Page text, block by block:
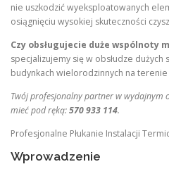
nie uszkodzić wyeksploatowanych
osiągnięciu wysokiej skuteczności
Czy obsługujecie duże wspólnoty
specjalizujemy się w obsłudze
budynkach wielorodzinnych na terenie
Twój profesjonalny partner w wydajnym
mieć pod ręką:570 933 114.
Profesjonalne Płukanie Instalacji
Wprowadzenie